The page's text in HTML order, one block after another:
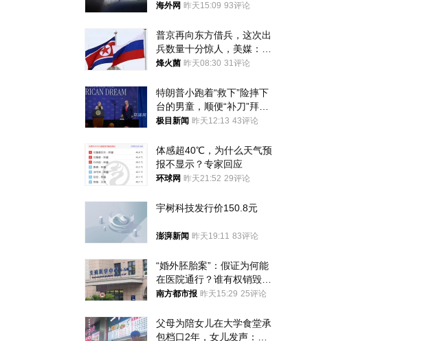
海外网 昨天15:09 93评论
普京再向东方借兵，这次出
兵数量十分惊人，美媒：俄
朝要动真格？
烽火菌 昨天08:30 31评论
特朗普小跑着“救下”险摔下
台的男童，顺便“补刀”拜
登：“我可不想他像拜登一
极目新闻 昨天12:13 43评论
体感超40℃，为什么天气预
报不显示？专家回应
环球网 昨天21:52 29评论
宇树科技发行价150.8元
澎湃新闻 昨天19:11 83评论
“婚外胚胎案”：假证为何能
在医院通行？谁有权销毁胚
胎？
南方都市报 昨天15:29 25评论
父母为陪女儿在大学食堂承
包档口2年，女儿发声：初